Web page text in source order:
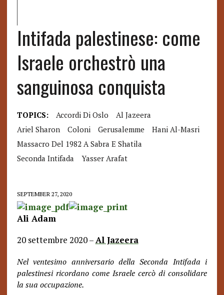
Intifada palestinese: come
Israele orchestrò una
sanguinosa conquista
TOPICS: Accordi Di Oslo
Al Jazeera
Ariel Sharon
Coloni Gerusalemme
Hani Al-Masri
Massacro Del 1982 A Sabra E Shatila
Seconda Intifada
Yasser Arafat
SEPTEMBER 27, 2020
Ali Adam
20 settembre 2020 –Al Jazeera
Nel ventesimo anniversario della Seconda Intifada i
palestinesi ricordano come Israele cercò di consolidare
la sua occupazione.